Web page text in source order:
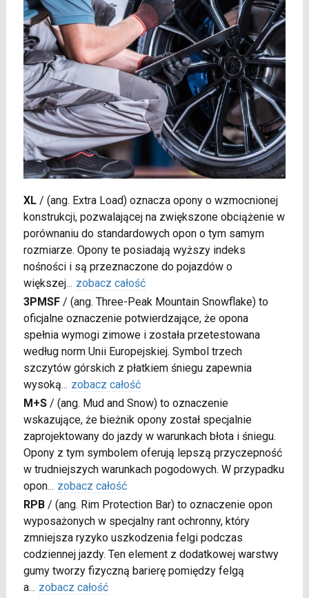
XL/ (ang. Extra Load) oznacza opony o wzmocnionej
konstrukcji, pozwalającej na zwiększone obciążenie w
porównaniu do standardowych opon o tym samym
rozmiarze. Opony te posiadają wyższy indeks
nośności i są przeznaczone do pojazdów o
większej... zobacz całość
3PMSF/ (ang. Three-Peak Mountain Snowflake) to
oficjalne oznaczenie potwierdzające, że opona
spełnia wymogi zimowe i została przetestowana
według norm Unii Europejskiej. Symbol trzech
szczytów górskich z płatkiem śniegu zapewnia
wysoką... zobacz całość
M+S/ (ang. Mud and Snow) to oznaczenie
wskazujące, że bieżnik opony został specjalnie
zaprojektowany do jazdy w warunkach błota i śniegu.
Opony z tym symbolem oferują lepszą przyczepność
w trudniejszych warunkach pogodowych. W przypadku
opon... zobacz całość
RPB/ (ang. Rim Protection Bar) to oznaczenie opon
wyposażonych w specjalny rant ochronny, który
zmniejsza ryzyko uszkodzenia felgi podczas
codziennej jazdy. Ten element z dodatkowej warstwy
gumy tworzy fizyczną barierę pomiędzy felgą
a... zobacz całość